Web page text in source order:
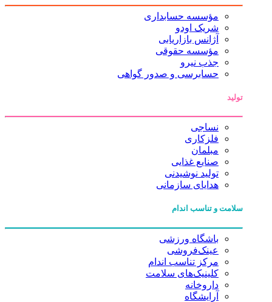
مؤسسه حسابداری
شریک اودو
آژانس بازاریابی
مؤسسه حقوقی
جذب نیرو
حسابرسی و صدور گواهی
تولید
نساجی
فلزکاری
مبلمان
صنایع غذایی
تولید نوشیدنی
هدایای سازمانی
سلامت و تناسب اندام
باشگاه ورزشی
عینک‌فروشی
مرکز تناسب اندام
کلینیک‌های سلامت
داروخانه
آرایشگاه